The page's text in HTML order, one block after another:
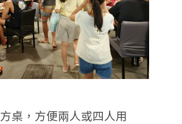
桌，方便兩人或四人用